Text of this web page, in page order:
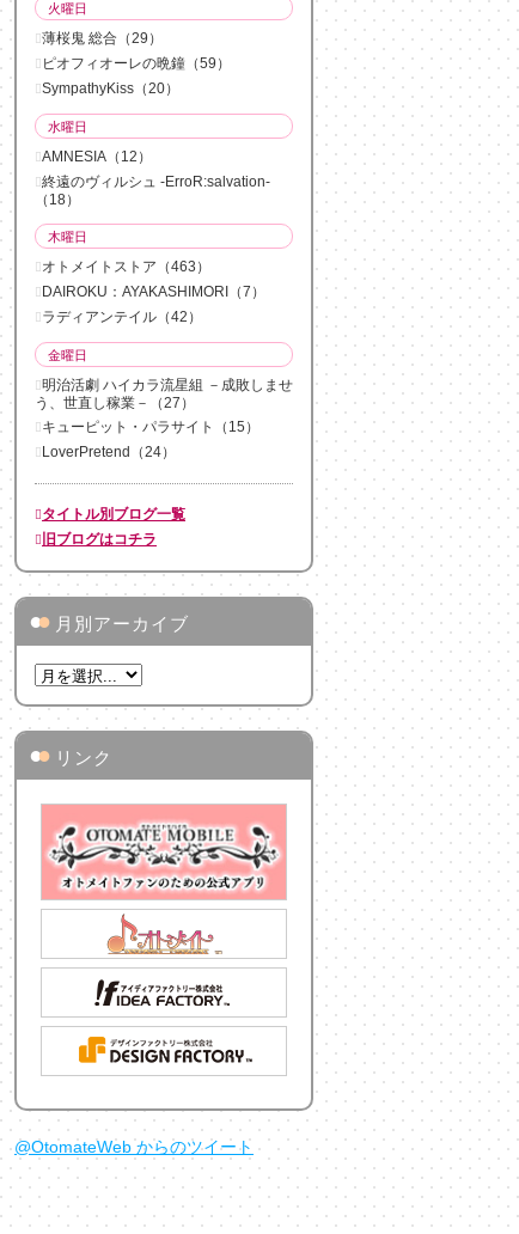
火曜日
薄桜鬼 総合（29）
ピオフィオーレの晩鐘（59）
SympathyKiss（20）
水曜日
AMNESIA（12）
終遠のヴィルシュ -ErroR:salvation-
（18）
木曜日
オトメイトストア（463）
DAIROKU：AYAKASHIMORI（7）
ラディアンテイル（42）
金曜日
明治活劇 ハイカラ流星組 －成敗しませ
う、世直し稼業－（27）
キューピット・パラサイト（15）
LoverPretend（24）
タイトル別ブログ一覧
旧ブログはコチラ
●● 月別アーカイブ
●● リンク
@OtomateWeb からのツイート